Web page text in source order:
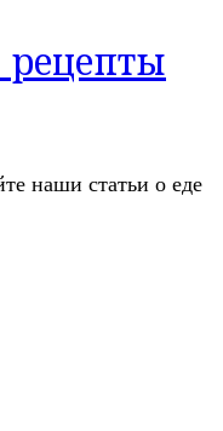
рецепты
наши статьи о еде